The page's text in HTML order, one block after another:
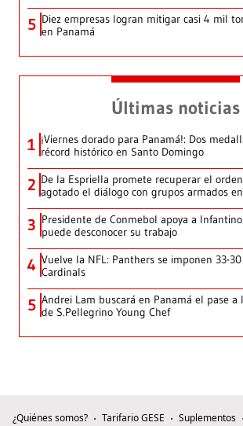
5 Diez empresas logran mitigar casi 4 mil
en Panamá
Últimas noticias
1 ¡Viernes dorado para Panamá!: Dos
récord histórico en Santo Domingo
2 De la Espriella promete recuperar el
agotado el diálogo con grupos armados
3 Presidente de Conmebol apoya a
puede desconocer su trabajo
4 Vuelve la NFL: Panthers se imponen 33-
Cardinals
5 Andrei Lam buscará en Panamá el pase
de S.Pellegrino Young Chef
¿Quiénes somos? Tarifario GESE Suplementos